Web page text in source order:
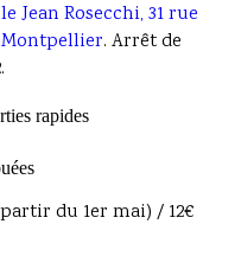
Jean Rosecchi, 31 rue
. Arrêt de
rapides
du 1er mai) / 12€